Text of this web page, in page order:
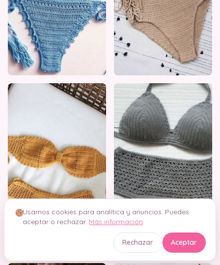
Usamos cookies para analítica y anuncios. Puedes
aceptar o rechazar. Más información
Rechazar Aceptar